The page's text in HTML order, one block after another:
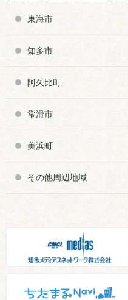
東海市
知多市
阿久比町
常滑市
美浜町
その他周辺地域